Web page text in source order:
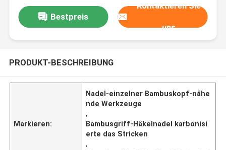
Bestpreis
Kontaktieren Sie
uns
PRODUKT-BESCHREIBUNG
Markieren:
Nadel-einzelner Bambuskopf-nähe
nde Werkzeuge
,
Bambusgriff-Häkelnadel karbonisi
erte das Stricken
,